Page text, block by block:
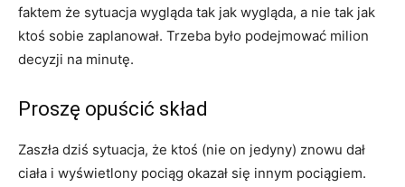
faktem że sytuacja wygląda tak jak wygląda, a nie tak jak
ktoś sobie zaplanował. Trzeba było podejmować milion
decyzji na minutę.
Proszę opuścić skład
Zaszła dziś sytuacja, że ktoś (nie on jedyny) znowu dał
ciała i wyświetlony pociąg okazał się innym pociągiem.